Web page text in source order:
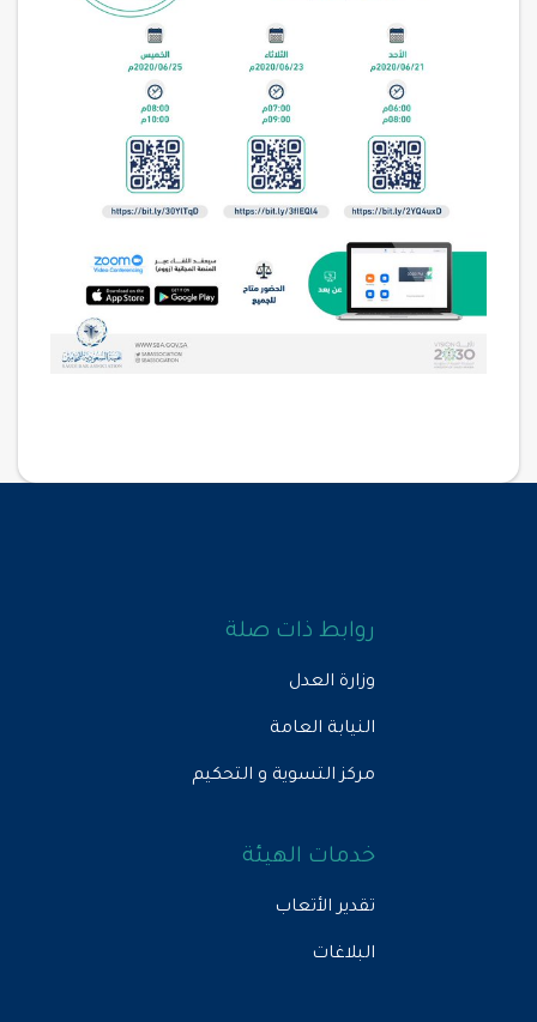
روابط ذات صلة
وزارة العدل
النيابة العامة
مركز التسوية و التحكيم
خدمات الهيئة
تقدير الأتعاب
البلاغات